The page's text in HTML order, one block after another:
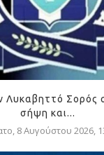
Λυκαβηττό Σορός
σήψη και...
8 Αυγούστου 2026,